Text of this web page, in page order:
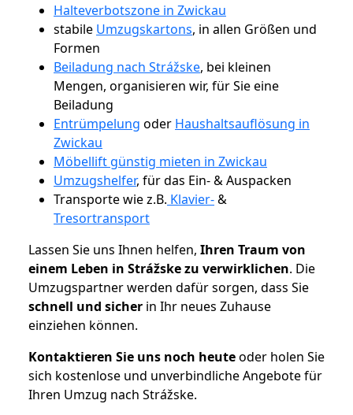
Halteverbotszone in Zwickau
stabile Umzugskartons, in allen Größen und
Formen
Beiladung nach Strážske, bei kleinen
Mengen, organisieren wir, für Sie eine
Beiladung
Entrümpelung oder Haushaltsauflösung in
Zwickau
Möbellift günstig mieten in Zwickau
Umzugshelfer, für das Ein- & Auspacken
Transporte wie z.B. Klavier-&
Tresortransport
Lassen Sie uns Ihnen helfen, Ihren Traum von
einem Leben in Strážske zu verwirklichen. Die
Umzugspartner werden dafür sorgen, dass Sie
schnell und sicher in Ihr neues Zuhause
einziehen können.
Kontaktieren Sie uns noch heuteoder holen Sie
sich kostenlose und unverbindliche Angebote für
Ihren Umzug nach Strážske.